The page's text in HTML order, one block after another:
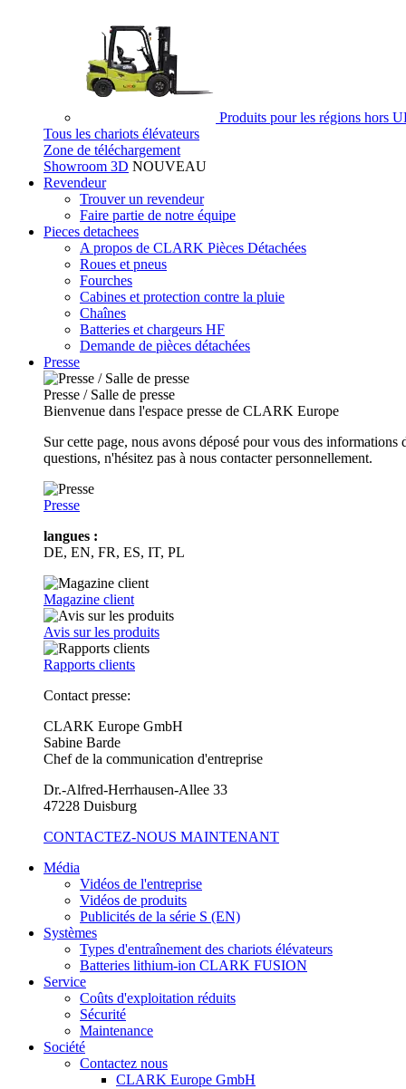
Produits pour les régions hors
Tous les chariots élévateurs
Zone de téléchargement
Showroom 3D NOUVEAU
Revendeur
Trouver un revendeur
Faire partie de notre équipe
Pieces detachees
A propos de CLARK Pièces Détachées
Roues et pneus
Fourches
Cabines et protection contre la pluie
Chaînes
Batteries et chargeurs HF
Demande de pièces détachées
Presse
Presse / Salle de presse
Bienvenue dans l'espace presse de CLARK Europe
Sur cette page, nous avons déposé pour vous des
questions, n'hésitez pas à nous contacter personnellement.
Presse
langues :
DE, EN, FR, ES, IT, PL
Magazine client
Avis sur les produits
Rapports clients
Contact presse:
CLARK Europe GmbH
Sabine Barde
Chef de la communication d'entreprise
Dr.-Alfred-Herrhausen-Allee 33
47228 Duisburg
CONTACTEZ-NOUS MAINTENANT
Média
Vidéos de l'entreprise
Vidéos de produits
Publicités de la série S (EN)
Systèmes
Types d'entraînement des chariots élévateurs
Batteries lithium-ion CLARK FUSION
Service
Coûts d'exploitation réduits
Sécurité
Maintenance
Société
Contactez nous
CLARK Europe GmbH